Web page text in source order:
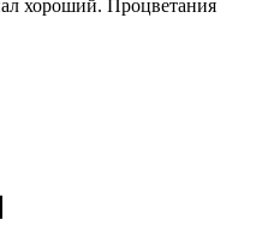
хороший. Процветания